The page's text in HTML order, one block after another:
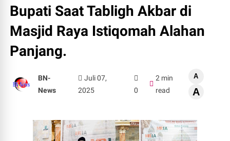
Bupati Saat Tabligh Akbar di
Masjid Raya Istiqomah Alahan
Panjang.
BN-
News
Juli 07,
2025
0
2 min
read
A
A